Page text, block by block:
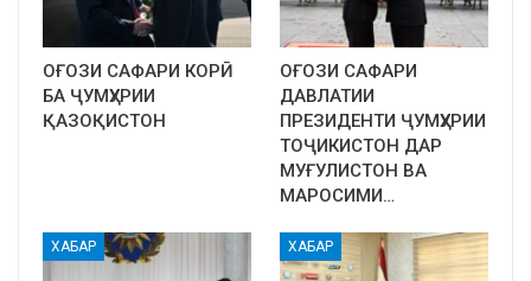
ОҒОЗИ САФАРИ КОРӢ
БА ҶУМҲУРИИ
ҚАЗОҚИСТОН
ОҒОЗИ САФАРИ
ДАВЛАТИИ
ПРЕЗИДЕНТИ ҶУМҲУРИИ
ТОҶИКИСТОН ДАР
МУҒУЛИСТОН ВА
МАРОСИМИ…
ХАБАР ХАБАР